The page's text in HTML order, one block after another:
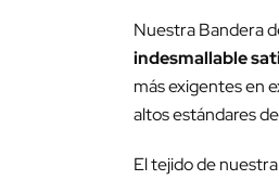
Nuestra Bandera
indesmallable
más exigentes en
altos estándares
El tejido de